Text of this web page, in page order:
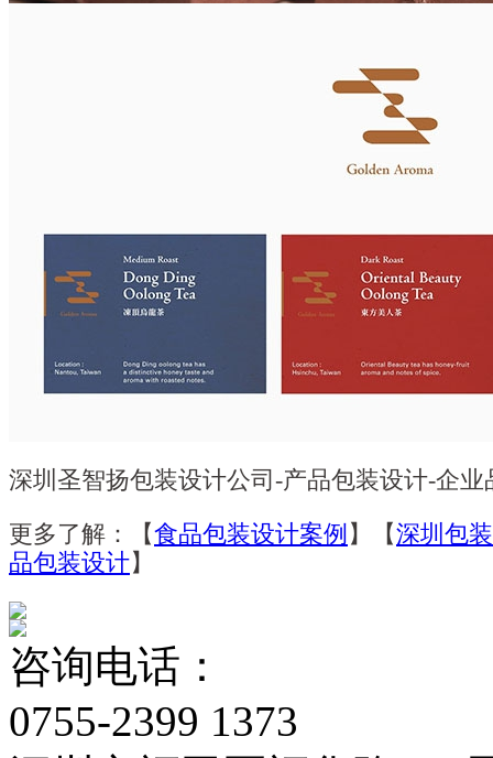
深圳圣智扬包装设计公司-产品包装设计-企
更多了解：【食品包装设计案例 】【深圳包
品包装设计】
咨询电话：
0755-2399 1373